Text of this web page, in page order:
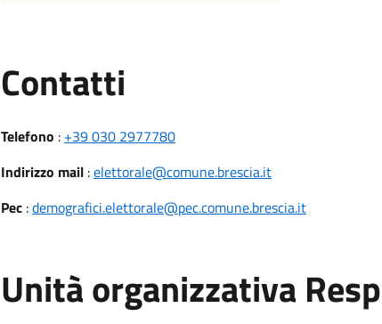
Contatti
Telefono : +39 030 2977780
Indirizzo mail:elettorale@comune.brescia.it
Pec:demografici.elettorale@pec.comune.brescia.it
Unità organizzativa